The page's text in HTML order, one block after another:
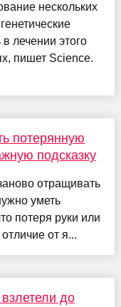
нескольких
лечении этого
пишет Science.
потерянную
подсказку
отращивать
уметь
потеря руки или
от я...
до